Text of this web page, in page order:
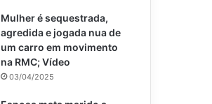
Mulher é sequestrada,
agredida e jogada nua de
um carro em movimento
na RMC; Vídeo
03/04/2025